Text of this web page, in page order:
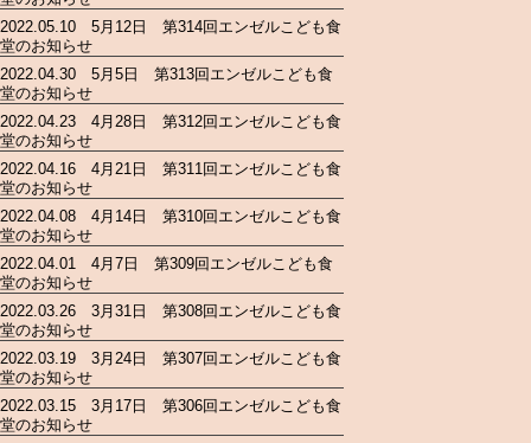
2022.05.10 5月12日 第314回エンゼルこども食
堂のお知らせ
2022.04.30 5月5日 第313回エンゼルこども食
堂のお知らせ
2022.04.23 4月28日 第312回エンゼルこども食
堂のお知らせ
2022.04.16 4月21日 第311回エンゼルこども食
堂のお知らせ
2022.04.08 4月14日 第310回エンゼルこども食
堂のお知らせ
2022.04.01 4月7日 第309回エンゼルこども食
堂のお知らせ
2022.03.26 3月31日 第308回エンゼルこども食
堂のお知らせ
2022.03.19 3月24日 第307回エンゼルこども食
堂のお知らせ
2022.03.15 3月17日 第306回エンゼルこども食
堂のお知らせ